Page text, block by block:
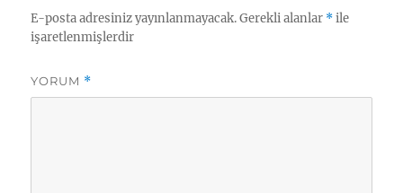
E-posta adresiniz yayınlanmayacak. Gerekli alanlar *ile
işaretlenmişlerdir
YORUM *